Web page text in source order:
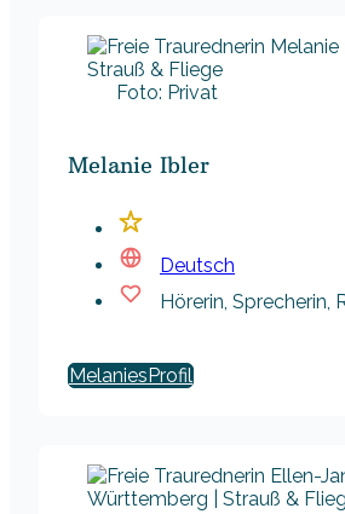
Foto: Privat
Melanie Ibler
Deutsch
Hörerin, Sprecherin,
Melanies